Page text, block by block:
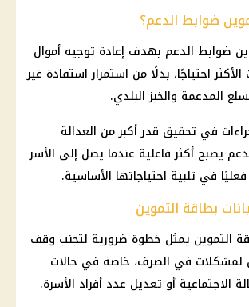
ضوابط الدعم؟
ضوابط الدعم بهدف إعادة توجيه أموال
احتياجًا، بدلًا من استمرار استفادة غير
المدعمة والخبز البلدي.
في تحقيق قدر أكبر من العدالة
يصبح أكثر فاعلية عندما يصل إلى الأسر
في تلبية احتياجاتها الأساسية.
بطاقة التموين
التموين يمثل خطوة ضرورية لتجنب وقف
لمشكلات في الصرف، خاصة في حالات
الاجتماعية أو تعديل عدد أفراد الأسرة.